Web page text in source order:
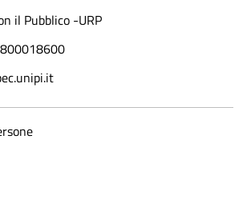
il Pubblico -URP